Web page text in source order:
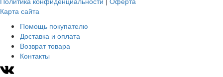
Карта сайта
Помощь покупателю
Доставка и оплата
Возврат товара
Контакты